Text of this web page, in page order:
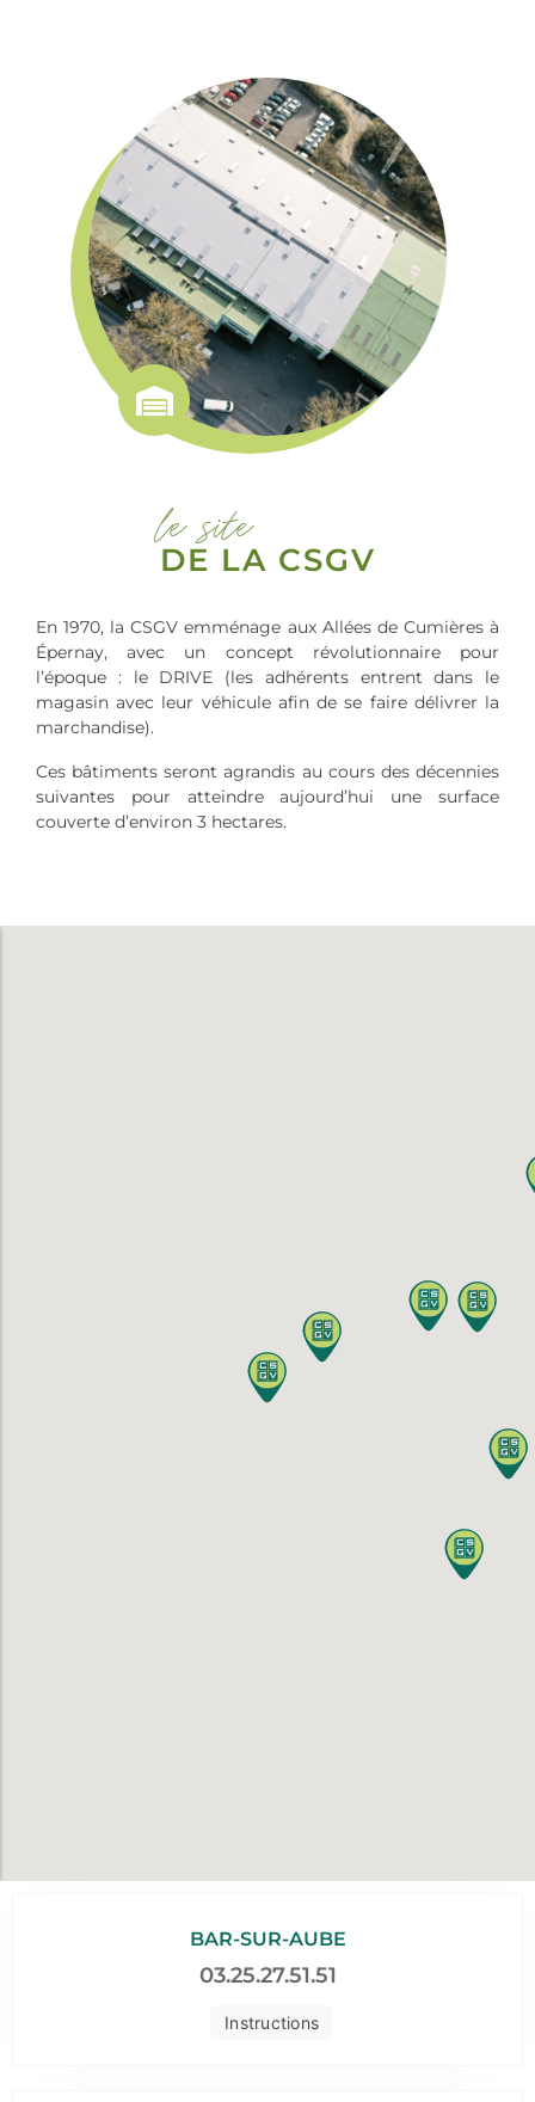
le site
DE LA CSGV
En 1970, la CSGV emménage aux Allées de Cumières à
Épernay, avec un concept révolutionnaire pour
l’époque : le DRIVE (les adhérents entrent dans le
magasin avec leur véhicule afin de se faire délivrer la
marchandise).
Ces bâtiments seront agrandis au cours des décennies
suivantes pour atteindre aujourd’hui une surface
couverte d’environ 3 hectares.
Instructions
BAR-SUR-AUBE
03.25.27.51.51